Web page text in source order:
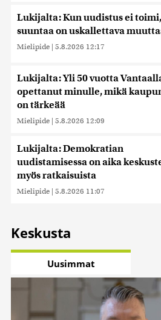
Lukijalta: Kun uudistus ei toimi,
suuntaa on uskallettava
Mielipide | 5.8.2026 12:17
Lukijalta: Yli 50 vuotta
opettanut minulle, mikä
on tärkeää
Mielipide | 5.8.2026 12:09
Lukijalta: Demokratian
uudistamisessa on aika
myös ratkaisuista
Mielipide | 5.8.2026 11:07
Keskusta
Uusimmat